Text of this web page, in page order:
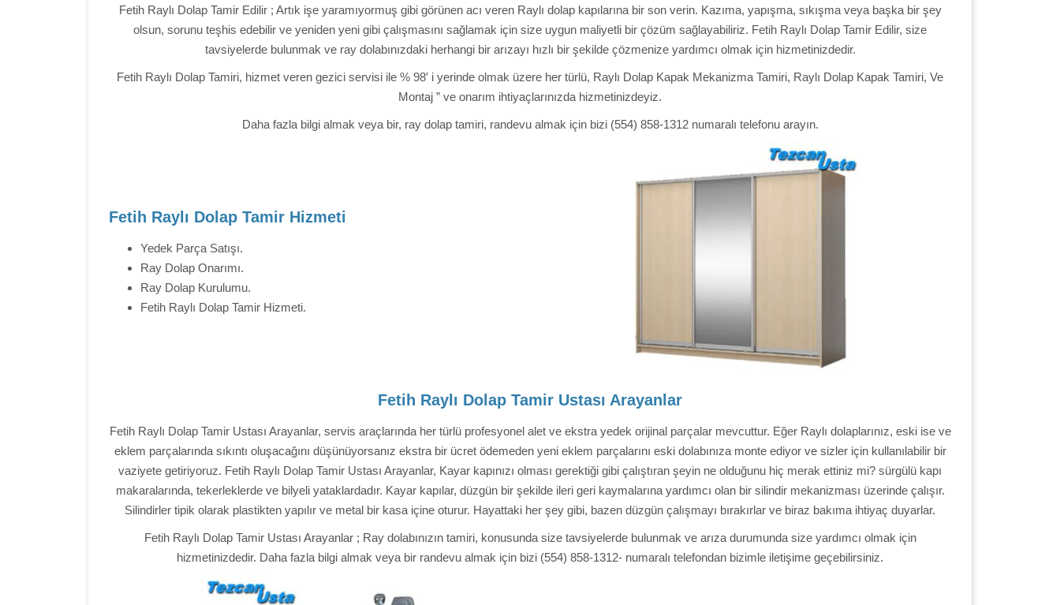
Fetih Raylı Dolap Tamir Edilir ; Artık işe yaramıyormuş gibi görünen acı veren Raylı dolap kapılarına bir son verin. Kazıma, yapışma, sıkışma veya başka bir şey
olsun, sorunu teşhis edebilir ve yeniden yeni gibi çalışmasını sağlamak için size uygun maliyetli bir çözüm sağlayabiliriz. Fetih Raylı Dolap Tamir Edilir, size
tavsiyelerde bulunmak ve ray dolabınızdaki herhangi bir arızayı hızlı bir şekilde çözmenize yardımcı olmak için hizmetinizdedir.
Fetih Raylı Dolap Tamiri, hizmet veren gezici servisi ile % 98′ i yerinde olmak üzere her türlü, Raylı Dolap Kapak Mekanizma Tamiri, Raylı Dolap Kapak Tamiri, Ve
Montaj ” ve onarım ihtiyaçlarınızda hizmetinizdeyiz.
Daha fazla bilgi almak veya bir, ray dolap tamiri, randevu almak için bizi (554) 858-1312 numaralı telefonu arayın.
Fetih Raylı Dolap Tamir Hizmeti
Yedek Parça Satışı.
Ray Dolap Onarımı.
Ray Dolap Kurulumu.
Fetih Raylı Dolap Tamir Hizmeti.
Fetih Raylı Dolap Tamir Ustası Arayanlar
Fetih Raylı Dolap Tamir Ustası Arayanlar, servis araçlarında her türlü profesyonel alet ve ekstra yedek orijinal parçalar mevcuttur. Eğer Raylı dolaplarınız, eski ise ve
eklem parçalarında sıkıntı oluşacağını düşünüyorsanız ekstra bir ücret ödemeden yeni eklem parçalarını eski dolabınıza monte ediyor ve sizler için kullanılabilir bir
vaziyete getiriyoruz. Fetih Raylı Dolap Tamir Ustası Arayanlar, Kayar kapınızı olması gerektiği gibi çalıştıran şeyin ne olduğunu hiç merak ettiniz mi? sürgülü kapı
makaralarında, tekerleklerde ve bilyeli yataklardadır. Kayar kapılar, düzgün bir şekilde ileri geri kaymalarına yardımcı olan bir silindir mekanizması üzerinde çalışır.
Silindirler tipik olarak plastikten yapılır ve metal bir kasa içine oturur. Hayattaki her şey gibi, bazen düzgün çalışmayı bırakırlar ve biraz bakıma ihtiyaç duyarlar.
Fetih Raylı Dolap Tamir Ustası Arayanlar ; Ray dolabınızın tamiri, konusunda size tavsiyelerde bulunmak ve arıza durumunda size yardımcı olmak için
hizmetinizdedir. Daha fazla bilgi almak veya bir randevu almak için bizi (554) 858-1312- numaralı telefondan bizimle iletişime geçebilirsiniz.